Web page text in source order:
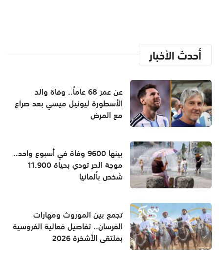
أحدث الأخبار
عن عمر 68 عاماً.. وفاة والد
الأسطورة ليونيل ميسي بعد صراع
مع المرض
بينها 9600 وفاة في أسبوع واحد..
موجة الحر تودي بحياة 11.900
شخص بألمانيا
تجمع بين الموروث ومهارات
الفرسان.. تفاصيل فعالية الفروسية
بملتقى الأشخرة 2026